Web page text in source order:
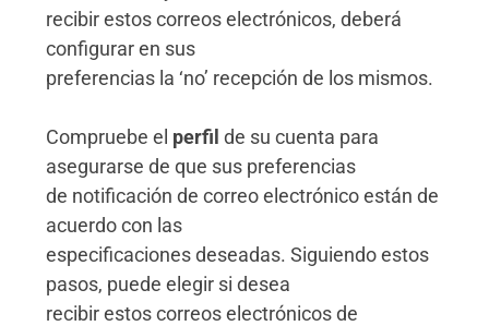
recibir estos correos electrónicos, deberá
configurar en sus
preferencias la ‘no’ recepción de los mismos.
Compruebe el perfil de su cuenta para
asegurarse de que sus preferencias
de notificación de correo electrónico están de
acuerdo con las
especificaciones deseadas. Siguiendo estos
pasos, puede elegir si desea
recibir estos correos electrónicos de